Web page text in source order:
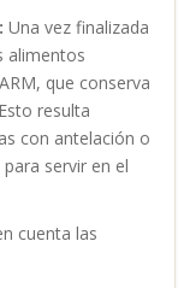
Una vez finalizada
alimentos
que conserva
resulta
con antelación o
servir en el
cuenta las